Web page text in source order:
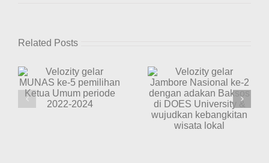
bersama
Toyota
untuk
Pelajar
SMA
Related Posts
Jambore
Nasional ke-2
dengan adakan
Velozity berbagi
kasih Natal
bersama adik-
adik Panti